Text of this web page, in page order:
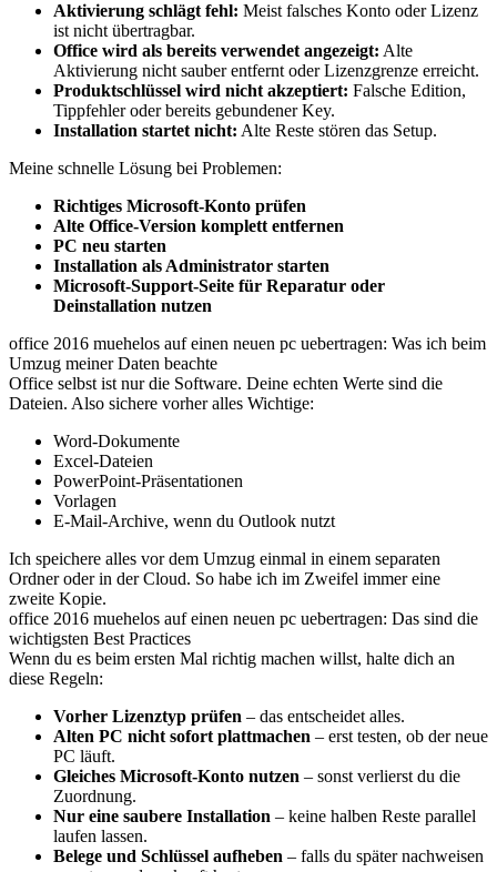
Aktivierung schlägt fehl: Meist falsches Konto oder Lizenz
ist nicht übertragbar.
Office wird als bereits verwendet angezeigt: Alte
Aktivierung nicht sauber entfernt oder Lizenzgrenze erreicht.
Produktschlüssel wird nicht akzeptiert: Falsche Edition,
Tippfehler oder bereits gebundener Key.
Installation startet nicht: Alte Reste stören das Setup.
Meine schnelle Lösung bei Problemen:
Richtiges Microsoft-Konto prüfen
Alte Office-Version komplett entfernen
PC neu starten
Installation als Administrator starten
Microsoft-Support-Seite für Reparatur oder
Deinstallation nutzen
office 2016 muehelos auf einen neuen pc uebertragen: Was ich beim
Umzug meiner Daten beachte
Office selbst ist nur die Software. Deine echten Werte sind die
Dateien. Also sichere vorher alles Wichtige:
Word-Dokumente
Excel-Dateien
PowerPoint-Präsentationen
Vorlagen
E-Mail-Archive, wenn du Outlook nutzt
Ich speichere alles vor dem Umzug einmal in einem separaten
Ordner oder in der Cloud. So habe ich im Zweifel immer eine
zweite Kopie.
office 2016 muehelos auf einen neuen pc uebertragen: Das sind die
wichtigsten Best Practices
Wenn du es beim ersten Mal richtig machen willst, halte dich an
diese Regeln:
Vorher Lizenztyp prüfen – das entscheidet alles.
Alten PC nicht sofort plattmachen – erst testen, ob der neue
PC läuft.
Gleiches Microsoft-Konto nutzen – sonst verlierst du die
Zuordnung.
Nur eine saubere Installation – keine halben Reste parallel
laufen lassen.
Belege und Schlüssel aufheben – falls du später nachweisen